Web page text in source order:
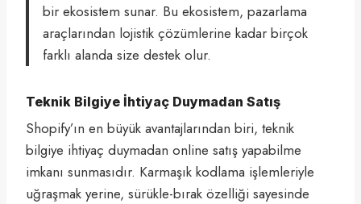
bir ekosistem sunar. Bu ekosistem, pazarlama
araçlarından lojistik çözümlerine kadar birçok
farklı alanda size destek olur.
Teknik Bilgiye İhtiyaç Duymadan Satış
Shopify’ın en büyük avantajlarından biri, teknik
bilgiye ihtiyaç duymadan online satış yapabilme
imkanı sunmasıdır. Karmaşık kodlama işlemleriyle
uğraşmak yerine, sürükle-bırak özelliği sayesinde